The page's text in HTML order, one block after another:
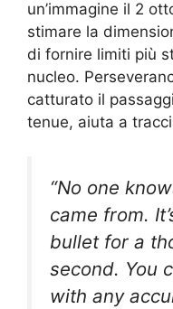
un’immagine il 2
stimare la
di fornire limiti più
nucleo.
catturato il
tenue, aiuta a
“No one
came from.
bullet for a
second. You
with any